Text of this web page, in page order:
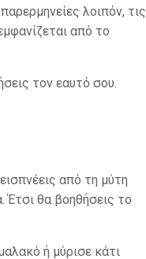
λοιπόν, τις
από το
τον εαυτό σου.
από τη μύτη
Έτσι θα βοηθήσεις το
ή μύρισε κάτι